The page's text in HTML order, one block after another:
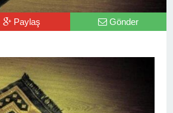
Paylaş Gönder